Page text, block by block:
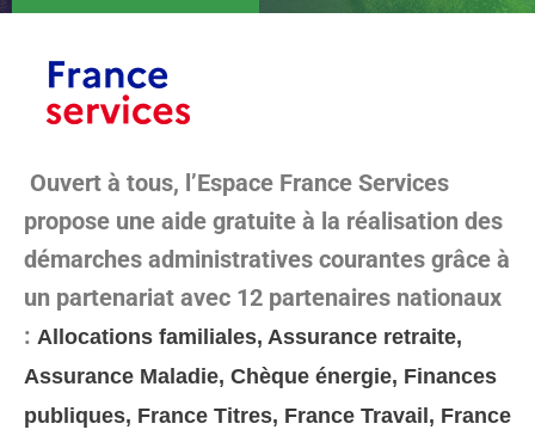
Démarches d’urbanisme
Ouvert à tous, l’Espace France Services
propose une aide gratuite à la réalisation des
démarches administratives courantes grâce à
un partenariat avec 12 partenaires nationaux
: Allocations familiales, Assurance retraite,
Assurance Maladie, Chèque énergie, Finances
publiques, France Titres, France Travail, France